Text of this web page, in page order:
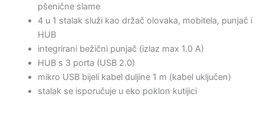
pšenične slame
4 u 1 stalak služi kao držač olovaka, mobitela, punjač i
HUB
integrirani bežični punjač (izlaz max 1.0 A)
HUB s 3 porta (USB 2.0)
mikro USB bijeli kabel duljine 1 m (kabel uključen)
stalak se isporučuje u eko poklon kutijici